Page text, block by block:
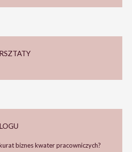
biznes kwater pracowniczych?